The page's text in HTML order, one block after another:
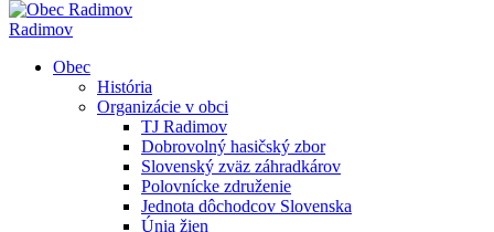
Radimov
Obec
História
Organizácie v obci
TJ Radimov
Dobrovolný hasičský zbor
Slovenský zväz záhradkárov
Polovnícke združenie
Jednota dôchodcov Slovenska
Únia žien